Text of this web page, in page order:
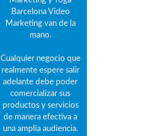
Barcelona Video
Marketing van de la
mano.
Cualquier negocio que
realmente espere salir
adelante debe poder
comercializar sus
productos y servicios
de manera efectiva a
una amplia audiencia.